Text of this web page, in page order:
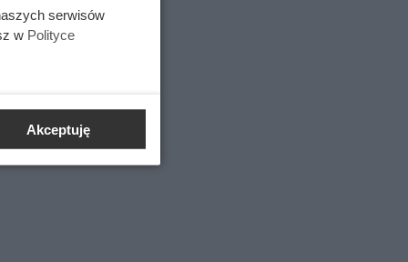
serwisów
w Polityce
Akceptuję